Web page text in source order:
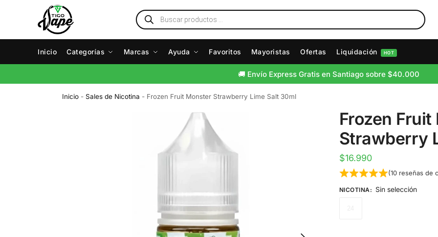
Inicio Categorías Marcas Ayuda Favoritos Mayoristas Ofertas Liquidación HOT
🚚 Envío Express Gratis en Santiago sobre $40.000
Inicio -Sales de Nicotina - Frozen Fruit Monster Strawberry Lime Salt 30ml
Frozen
Strawberry
$16.990
(10reseñas de
NICOTINA : Sin selección